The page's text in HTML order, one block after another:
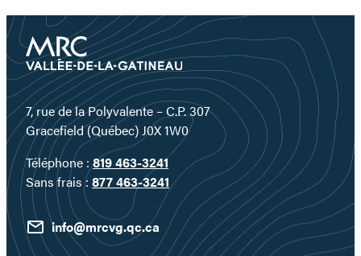
d’un
territoire
où
l’eau
devient
un
véritable
terrain
de
jeu…
7, rue de la Polyvalente – C.P. 307
Gracefield (Québec) J0X 1W0
Téléphone :819 463-3241
Sans frais : 877 463-3241
info@mrcvg.qc.ca